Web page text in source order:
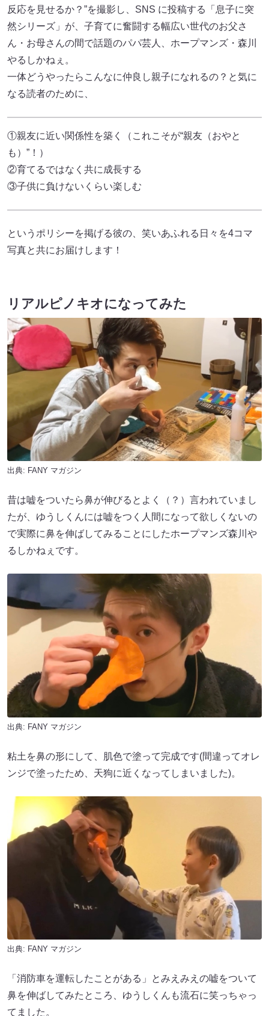
反応を見せるか？”を撮影し、SNS に投稿する「息子に突
然シリーズ」が、子育てに奮闘する幅広い世代のお父さ
ん・お母さんの間で話題のパパ芸人、ホープマンズ・森川
やるしかねぇ。
一体どうやったらこんなに仲良し親子になれるの？と気に
なる読者のために、
①親友に近い関係性を築く（これこそが“親友（おやと
も）”！）
②育てるではなく共に成長する
③子供に負けないくらい楽しむ
というポリシーを掲げる彼の、笑いあふれる日々を4コマ
写真と共にお届けします！
リアルピノキオになってみた
出典: FANY マガジン
昔は嘘をついたら鼻が伸びるとよく（？）言われていまし
たが、ゆうしくんには嘘をつく人間になって欲しくないの
で実際に鼻を伸ばしてみることにしたホープマンズ森川や
るしかねぇです。
出典: FANY マガジン
粘土を鼻の形にして、肌色で塗って完成です(間違ってオレ
ンジで塗ったため、天狗に近くなってしまいました)。
出典: FANY マガジン
「消防車を運転したことがある」とみえみえの嘘をついて
鼻を伸ばしてみたところ、ゆうしくんも流石に笑っちゃっ
てました。